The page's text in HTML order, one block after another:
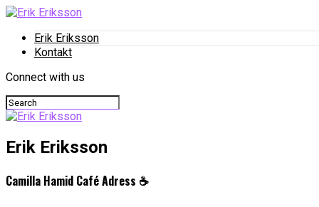
Erik Eriksson
Kontakt
Connect with us
Erik Eriksson
Camilla Hamid Café Adress ☕️